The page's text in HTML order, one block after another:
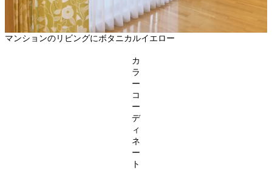
マンションのリビングにボタニカルイエロー
カ
ラ
ー
コ
ー
デ
ィ
ネ
ー
ト